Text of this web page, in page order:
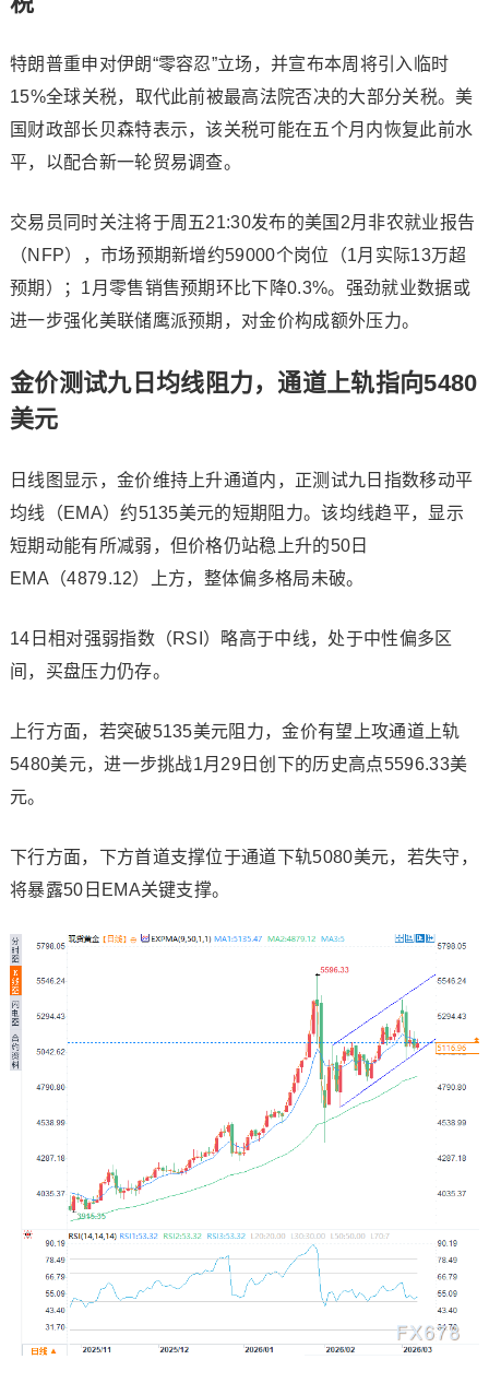
特朗普重申对伊朗“零容忍”立场，并宣布本周将引入临时
15%全球关税，取代此前被最高法院否决的大部分关税。美
国财政部长贝森特表示，该关税可能在五个月内恢复此前水
平，以配合新一轮贸易调查。
交易员同时关注将于周五21:30发布的美国2月非农就业报告
（NFP），市场预期新增约59000个岗位（1月实际13万超
预期）；1月零售销售预期环比下降0.3%。强劲就业数据或
进一步强化美联储鹰派预期，对金价构成额外压力。
金价测试九日均线阻力，通道上轨指向5480
美元
日线图显示，金价维持上升通道内，正测试九日指数移动平
均线（EMA）约5135美元的短期阻力。该均线趋平，显示
短期动能有所减弱，但价格仍站稳上升的50日
EMA（4879.12）上方，整体偏多格局未破。
14日相对强弱指数（RSI）略高于中线，处于中性偏多区
间，买盘压力仍存。
上行方面，若突破5135美元阻力，金价有望上攻通道上轨
5480美元，进一步挑战1月29日创下的历史高点5596.33美
元。
下行方面，下方首道支撑位于通道下轨5080美元，若失守，
将暴露50日EMA关键支撑。